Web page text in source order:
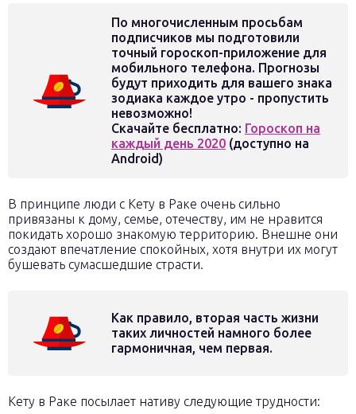
По многочисленным просьбам
подписчиков мы подготовили
точный гороскоп-приложение для
мобильного телефона. Прогнозы
будут приходить для вашего знака
зодиака каждое утро - пропустить
невозможно!
Скачайте бесплатно: Гороскоп на
каждый день 2020 (доступно на
Android)
В принципе люди с Кету в Раке очень сильно
привязаны к дому, семье, отечеству, им не нравится
покидать хорошо знакомую территорию. Внешне они
создают впечатление спокойных, хотя внутри их могут
бушевать сумасшедшие страсти.
Как правило, вторая часть жизни
таких личностей намного более
гармоничная, чем первая.
Кету в Раке посылает нативу следующие трудности: